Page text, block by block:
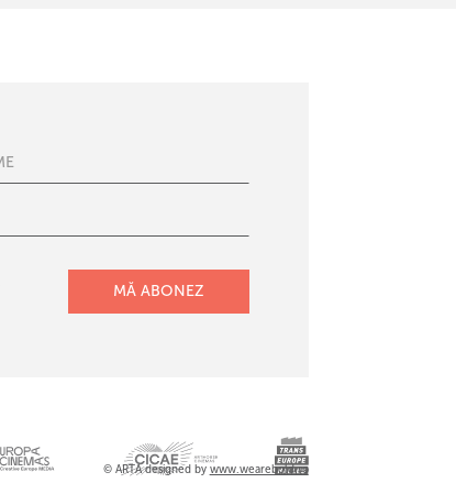
© ARTA designed by www.wearebold.ro